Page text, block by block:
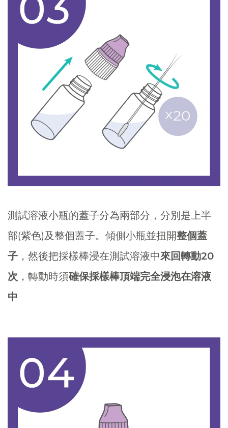
測試溶液小瓶的蓋子分為兩部分，分別是上半
部(紫色)及整個蓋子。傾側小瓶並扭開整個蓋
子 ，然後把採樣棒浸在測試溶液中來回轉動20
次 ，轉動時須確保採樣棒頂端完全浸泡在溶液
中